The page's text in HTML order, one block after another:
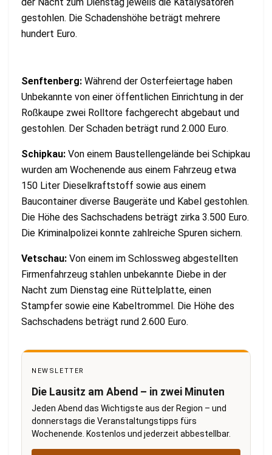
gestohlen. Die Schadenshöhe beträgt mehrere
hundert Euro.
Senftenberg: Während der Osterfeiertage haben
Unbekannte von einer öffentlichen Einrichtung in der
Roßkaupe zwei Rolltore fachgerecht abgebaut und
gestohlen. Der Schaden beträgt rund 2.000 Euro.
Schipkau: Von einem Baustellengelände bei Schipkau
wurden am Wochenende aus einem Fahrzeug etwa
150 Liter Dieselkraftstoff sowie aus einem
Baucontainer diverse Baugeräte und Kabel gestohlen.
Die Höhe des Sachschadens beträgt zirka 3.500 Euro.
Die Kriminalpolizei konnte zahlreiche Spuren sichern.
Vetschau: Von einem im Schlossweg abgestellten
Firmenfahrzeug stahlen unbekannte Diebe in der
Nacht zum Dienstag eine Rüttelplatte, einen
Stampfer sowie eine Kabeltrommel. Die Höhe des
Sachschadens beträgt rund 2.600 Euro.
NEWSLETTER
Die Lausitz am Abend – in zwei Minuten
Jeden Abend das Wichtigste aus der Region – und
donnerstags die Veranstaltungstipps fürs
Wochenende. Kostenlos und jederzeit abbestellbar.